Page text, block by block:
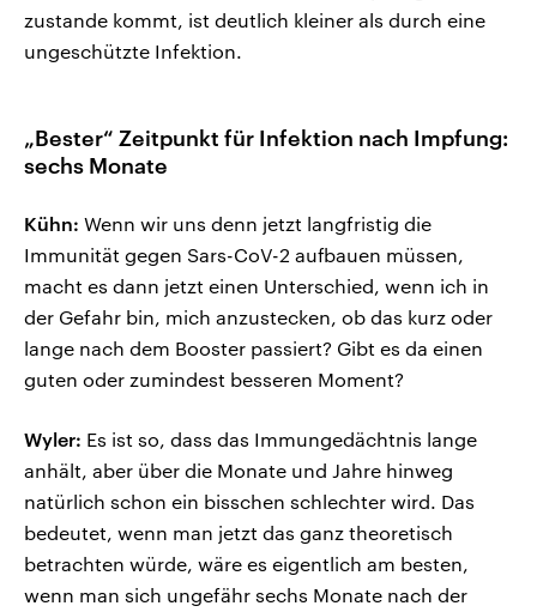
zustande kommt, ist deutlich kleiner als durch eine
ungeschützte Infektion.
„Bester“ Zeitpunkt für Infektion nach Impfung:
sechs Monate
Kühn: Wenn wir uns denn jetzt langfristig die
Immunität gegen Sars-CoV-2 aufbauen müssen,
macht es dann jetzt einen Unterschied, wenn ich in
der Gefahr bin, mich anzustecken, ob das kurz oder
lange nach dem Booster passiert? Gibt es da einen
guten oder zumindest besseren Moment?
Wyler: Es ist so, dass das Immungedächtnis lange
anhält, aber über die Monate und Jahre hinweg
natürlich schon ein bisschen schlechter wird. Das
bedeutet, wenn man jetzt das ganz theoretisch
betrachten würde, wäre es eigentlich am besten,
wenn man sich ungefähr sechs Monate nach der